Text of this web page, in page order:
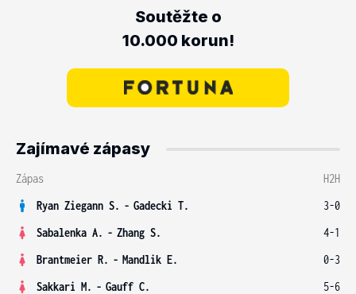
Soutěžte o
10.000 korun!
Zajímavé zápasy
Zápas
H2H
Ryan Ziegann S. - Gadecki T.
3-0
Sabalenka A. - Zhang S.
4-1
Brantmeier R. - Mandlik E.
0-3
Sakkari M. - Gauff C.
5-6